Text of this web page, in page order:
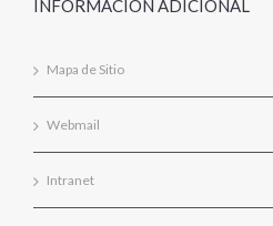
INFORMACIÓN ADICIONAL
Mapa de Sitio
Webmail
Intranet